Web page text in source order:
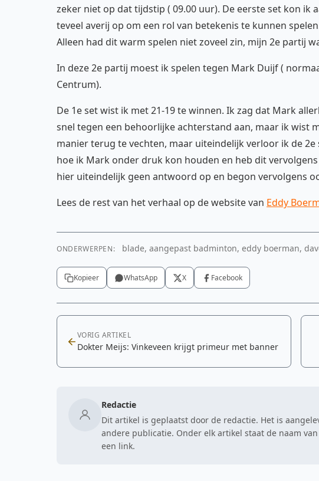
zeker niet op dat tijdstip ( 09.00 uur). De eerste set kon ik
teveel averij op om een rol van betekenis te kunnen
Alleen had dit warm spelen niet zoveel zin, mijn 2e partij
In deze 2e partij moest ik spelen tegen Mark Duijf (
Centrum).
De 1e set wist ik met 21-19 te winnen. Ik zag dat Mark
snel tegen een behoorlijke achterstand aan, maar ik wist
manier terug te vechten, maar uiteindelijk verloor ik de
hoe ik Mark onder druk kon houden en heb dit
hier uiteindelijk geen antwoord op en begon vervolgens
Lees de rest van het verhaal op de website van Eddy
ONDERWERPEN: blade, aangepast badminton, eddy boerman,
Kopieer WhatsApp X Facebook
VORIG ARTIKEL
Dokter Meijs: Vinkeveen krijgt primeur met banner
Redactie
Dit artikel is geplaatst door de redactie. Het is
andere publicatie. Onder elk artikel staat de naam
een link.